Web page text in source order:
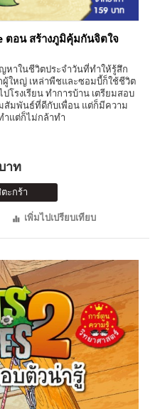
ตอน สร้างภูมิคุ้มกันจิตใจ
หาในชีวิตประจำวันที่ทำให้รู้สึก
ผู้ใหญ่ เหล่าพืชและซอมบี้ก็ใช้ชีวิต
โรงเรียน ทำการบ้าน เตรียมสอบ
สัมพันธ์ที่ดีกับเพื่อน แต่ก็มีความ
ำแต่ก็ไม่กล้าทำ
าท
ะกร้า
เพิ่มไปเปรียบเทียบ